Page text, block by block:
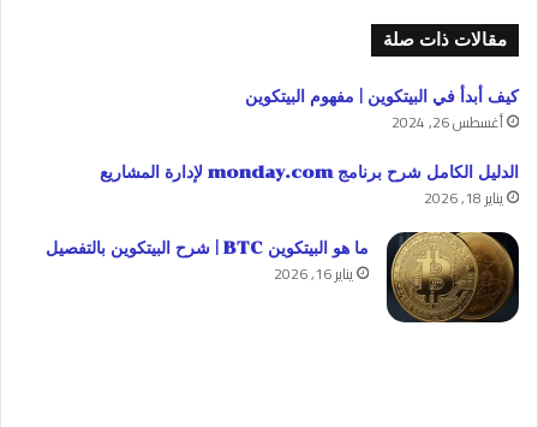
مقالات ذات صلة
كيف أبدأ في البيتكوين | مفهوم البيتكوين
أغسطس 26, 2024
الدليل الكامل شرح برنامج monday.com لإدارة المشاريع
يناير 18, 2026
ما هو البيتكوين BTC | شرح البيتكوين بالتفصيل
يناير 16, 2026